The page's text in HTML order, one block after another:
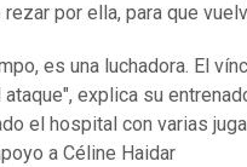
por ella, para que
es una luchadora. El
explica su
el hospital con varias
a Céline Haidar